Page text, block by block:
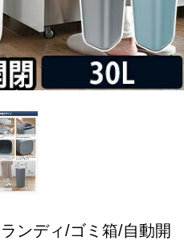
ンディ/ゴミ箱/自動開